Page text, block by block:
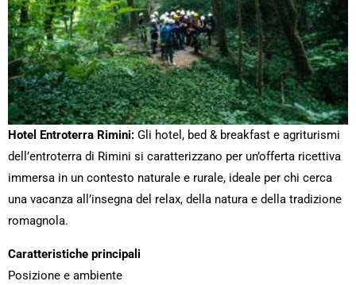
Hotel Entroterra Rimini: Gli hotel, bed & breakfast e agriturismi
dell’entroterra di Rimini si caratterizzano per un’offerta ricettiva
immersa in un contesto naturale e rurale, ideale per chi cerca
una vacanza all’insegna del relax, della natura e della tradizione
romagnola.
Caratteristiche principali
Posizione e ambiente